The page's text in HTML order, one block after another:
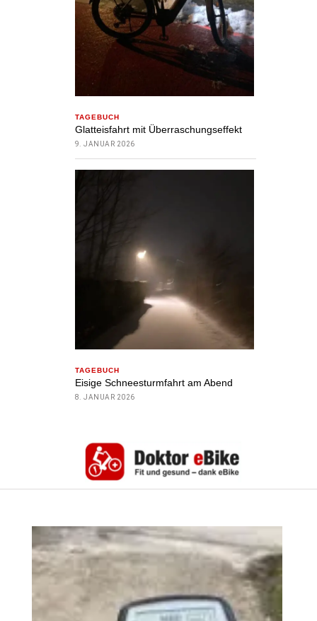
TAGEBUCH
Glatteisfahrt mit Überraschungseffekt
9. JANUAR 2026
TAGEBUCH
Eisige Schneesturmfahrt am Abend
8. JANUAR 2026